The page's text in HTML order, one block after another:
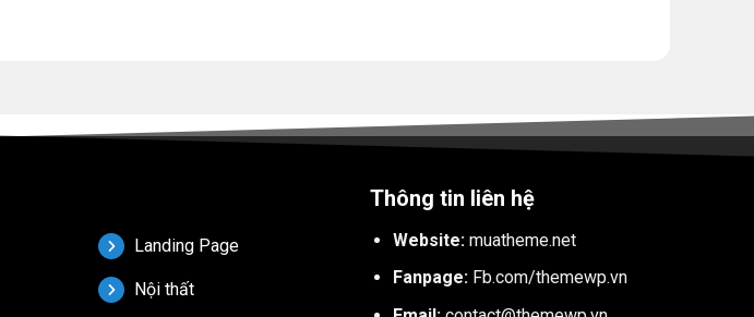
Landing Page
Nội thất
Thông tin liên hệ
Website: muatheme.net
Fanpage: Fb.com/themewp.vn